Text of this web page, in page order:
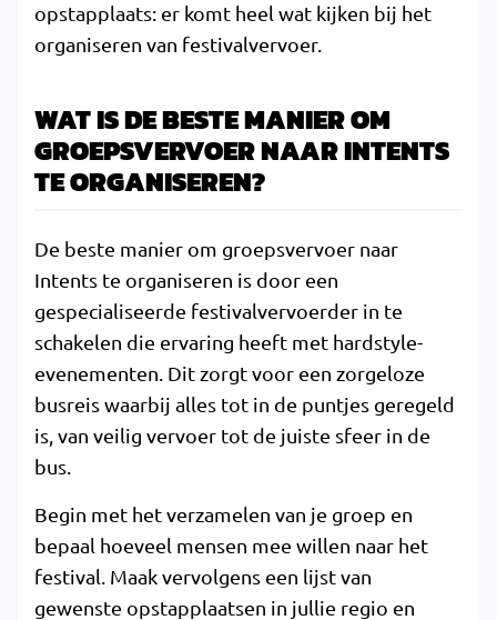
opstapplaats: er komt heel wat kijken bij het
organiseren van festivalvervoer.
WAT IS DE BESTE MANIER OM
GROEPSVERVOER NAAR INTENTS
TE ORGANISEREN?
De beste manier om groepsvervoer naar
Intents te organiseren is door een
gespecialiseerde festivalvervoerder in te
schakelen die ervaring heeft met hardstyle-
evenementen. Dit zorgt voor een zorgeloze
busreis waarbij alles tot in de puntjes geregeld
is, van veilig vervoer tot de juiste sfeer in de
bus.
Begin met het verzamelen van je groep en
bepaal hoeveel mensen mee willen naar het
festival. Maak vervolgens een lijst van
gewenste opstapplaatsen in jullie regio en